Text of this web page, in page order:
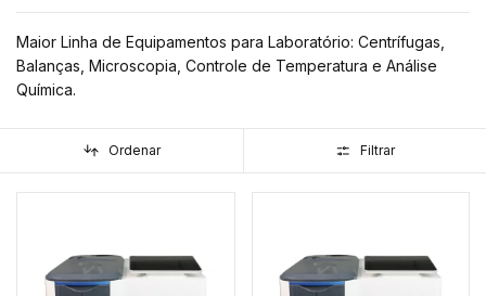
Maior Linha de Equipamentos para Laboratório: Centrífugas,
Balanças, Microscopia, Controle de Temperatura e Análise
Química.
Ordenar Filtrar